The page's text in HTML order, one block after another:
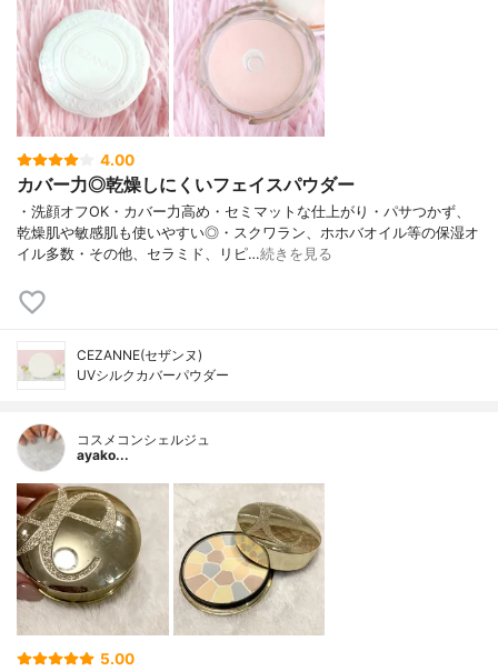
4.00
カバー力◎乾燥しにくいフェイスパウダー
・洗顔オフOK・カバー力高め・セミマットな仕上がり・パサつかず、
乾燥肌や敏感肌も使いやすい◎・スクワラン、ホホバオイル等の保湿オ
イル多数・その他、セラミド、リピ…続きを見る
CEZANNE(セザンヌ)
UVシルクカバーパウダー
コスメコンシェルジュ
ayako...
5.00